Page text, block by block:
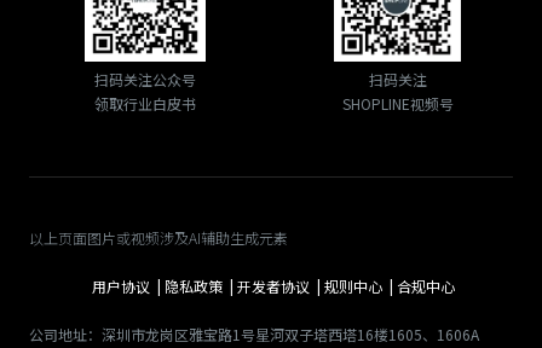
扫码关注公众号
领取行业白皮书
扫码关注
SHOPLINE视频号
以上页面图片或视频涉及AI辅助生成元素
用户协议 | 隐私政策 | 开发者协议 | 规则中心 | 合规中心
公司地址：深圳市龙岗区雅宝路1号星河双子塔西塔16楼1605、1606A